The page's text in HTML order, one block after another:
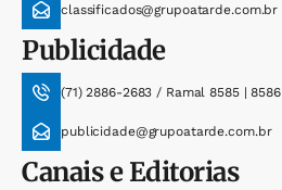
classificados@grupoatarde.com.br
Publicidade
(71) 2886-2683 / Ramal 8585 | 8586
publicidade@grupoatarde.com.br
Canais e Editorias